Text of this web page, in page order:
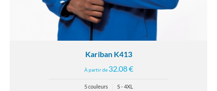
Kariban K413
À partir de 32.08 €
5 couleurs S - 4XL